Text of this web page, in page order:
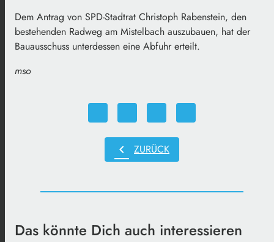
Dem Antrag von SPD-Stadtrat Christoph Rabenstein, den
bestehenden Radweg am Mistelbach auszubauen, hat der
Bauausschuss unterdessen eine Abfuhr erteilt.
mso
chevron_left ZURÜCK
Das könnte Dich auch interessieren